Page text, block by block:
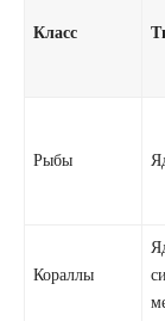
Класс
Рыбы
Кораллы